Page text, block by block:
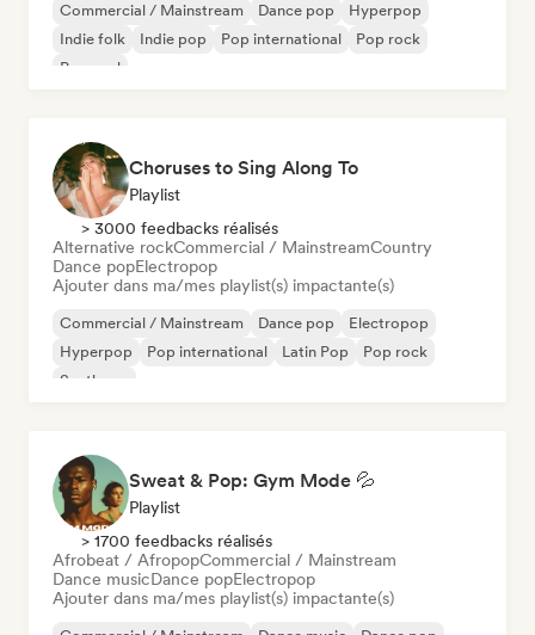
Commercial / Mainstream Dance pop
Hyperpop
Indie folk
Indie pop Pop international
Pop rock
Pop soul
Choruses to Sing Along To
Playlist
> 3000 feedbacks réalisés
Alternative rockCommercial / MainstreamCountry
Dance popElectropop
Ajouter dans ma/mes playlist(s) impactante(s)
Commercial / Mainstream Dance pop
Electropop
Hyperpop
Pop international Latin Pop
Pop rock
Synthpop
Sweat & Pop: Gym Mode 💦
Playlist
> 1700 feedbacks réalisés
Afrobeat / AfropopCommercial / Mainstream
Dance musicDance popElectropop
Ajouter dans ma/mes playlist(s) impactante(s)